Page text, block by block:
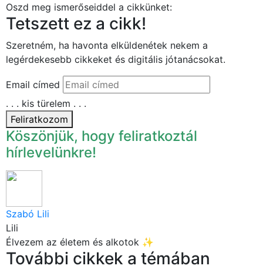
Oszd meg ismerőseiddel a cikkünket:
Tetszett ez a cikk!
Szeretném, ha havonta elküldenétek nekem a
legérdekesebb cikkeket és digitális jótanácsokat.
Email címed
. . . kis türelem . . .
Feliratkozom
Köszönjük, hogy feliratkoztál
hírlevelünkre!
Szabó Lili
Lili
Élvezem az életem és alkotok ✨
További cikkek a témában